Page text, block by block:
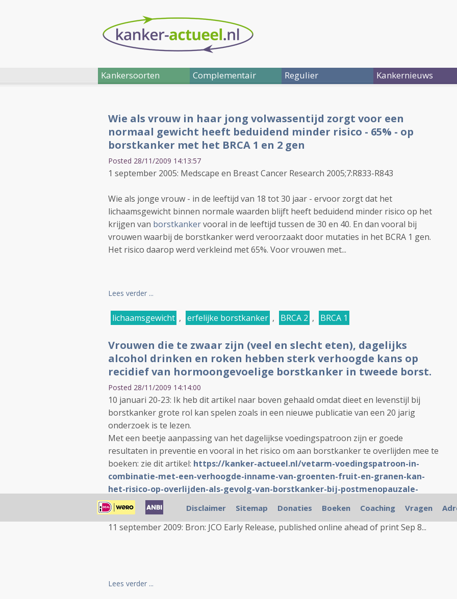
Kankersoorten Complementair Regulier Kankernieuws
Wie als vrouw in haar jong volwassentijd zorgt voor een
normaal gewicht heeft beduidend minder risico - 65% - op
borstkanker met het BRCA 1 en 2 gen
Posted 28/11/2009 14:13:57
1 september 2005: Medscape en Breast Cancer Research 2005;7:R833-R843
Wie als jonge vrouw - in de leeftijd van 18 tot 30 jaar - ervoor zorgt dat het
lichaamsgewicht binnen normale waarden blijft heeft beduidend minder risico op het
krijgen van borstkankervooral in de leeftijd tussen de 30 en 40. En dan vooral bij
vrouwen waarbij de borstkanker werd veroorzaakt door mutaties in het BCRA 1 gen.
Het risico daarop werd verkleind met 65%. Voor vrouwen met...
Lees verder ...
lichaamsgewicht , erfelijke borstkanker , BRCA 2 , BRCA 1
Vrouwen die te zwaar zijn (veel en slecht eten), dagelijks
alcohol drinken en roken hebben sterk verhoogde kans op
recidief van hormoongevoelige borstkanker in tweede borst.
Posted 28/11/2009 14:14:00
10 januari 20-23: Ik heb dit artikel naar boven gehaald omdat dieet en levenstijl bij
borstkanker grote rol kan spelen zoals in een nieuwe publicatie van een 20 jarig
onderzoek is te lezen.
Met een beetje aanpassing van het dagelijkse voedingspatroon zijn er goede
resultaten in preventie en vooral in het risico om aan borstkanker te overlijden mee te
boeken: zie dit artikel: https://kanker-actueel.nl/vetarm-voedingspatroon-in-
combinatie-met-een-verhoogde-inname-van-groenten-fruit-en-granen-kan-
het-risico-op-overlijden-als-gevolg-van-borstkanker-bij-postmenopauzale-
vrouwen-verminderen-blijkt-uit-groot-en-lang-onderzoek.html
11 september 2009: Bron: JCO Early Release, published online ahead of print Sep 8...
Lees verder ...
Disclaimer Sitemap Donaties Boeken Coaching Vragen